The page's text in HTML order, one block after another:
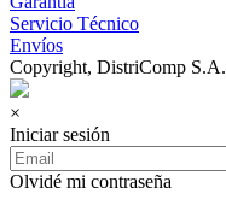
Servicio Técnico
Envíos
Copyright, DistriComp
×
Iniciar sesión
Olvidé mi contraseña